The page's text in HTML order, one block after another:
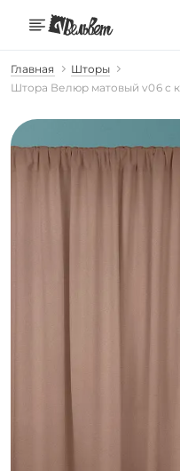
Главная
Шторы
Штора Велюр матовый v06 с